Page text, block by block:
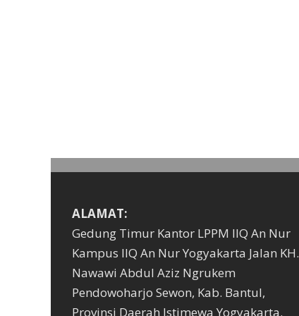
ALAMAT:
Gedung Timur Kantor LPPM IIQ An Nur
Kampus IIQ An Nur Yogyakarta Jalan KH.
Nawawi Abdul Aziz Ngrukem
Pendowoharjo Sewon, Kab. Bantul,
Provinsi Daerah Istimewa Yogyakarta.